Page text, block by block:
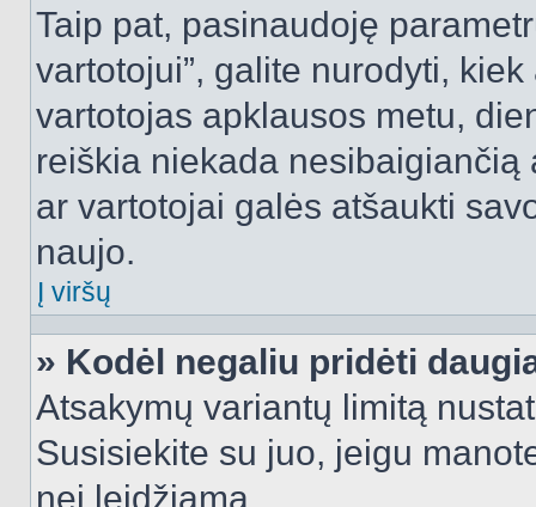
Taip pat, pasinaudoję
vartotojui”, galite nurodyti,
vartotojas apklausos metu,
reiškia niekada
ar vartotojai galės atšaukti
naujo.
Į viršų
» Kodėl negaliu pridėti
Atsakymų variantų limitą
Susisiekite su juo, jeigu
nei leidžiama.